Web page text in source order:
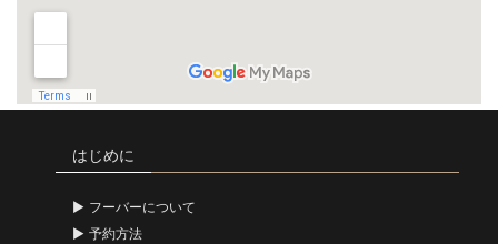
はじめに
フーバーについて
予約方法